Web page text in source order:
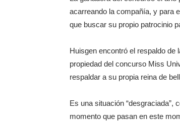
acarreando la compañía, y para
que buscar su propio patrocinio
Huisgen encontró el respaldo de
propiedad del concurso Miss
respaldar a su propia reina de
Es una situación “desgraciada”,
momento que pasan en este